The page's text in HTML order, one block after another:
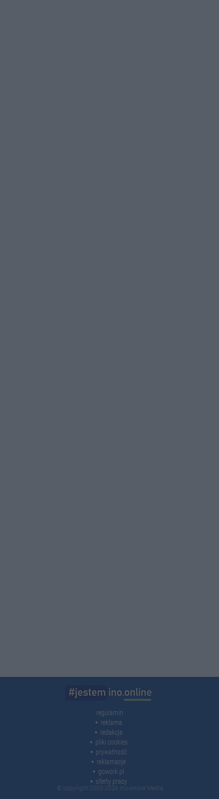
regulamin
reklama
redakcja
pliki cookies
prywatność
reklamacje
gowork.pl
oferty pracy
© copyright 2000-2026 Ino-online Media